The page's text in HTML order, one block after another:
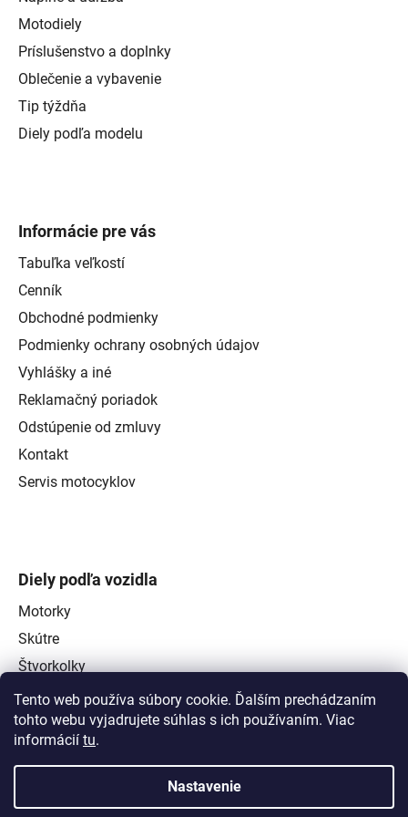
Tento web používa súbory cookie. Ďalším prechádzaním
tohto webu vyjadrujete súhlas s ich používaním. Viac
informácií tu.
Nastavenie
Motodiely
Príslušenstvo a doplnky
Oblečenie a vybavenie
Tip týždňa
Diely podľa modelu
Informácie pre vás
Tabuľka veľkostí
Cenník
Obchodné podmienky
Podmienky ochrany osobných údajov
Vyhlášky a iné
Reklamačný poriadok
Odstúpenie od zmluvy
Kontakt
Servis motocyklov
Diely podľa vozidla
Motorky
Skútre
Štvorkolky